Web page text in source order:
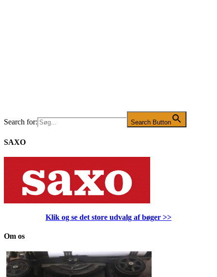
Search for: Search Button
SAXO
Klik og se det store udvalg af bøger >>
Om os